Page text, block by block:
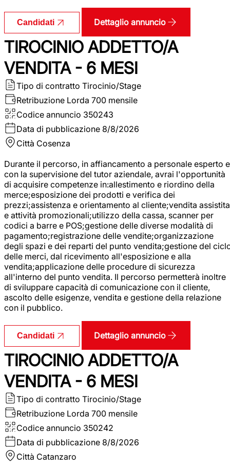
Candidati Dettaglio annuncio
TIROCINIO ADDETTO/A
VENDITA - 6 MESI
Tipo di contratto Tirocinio/Stage
Retribuzione Lorda 700 mensile
Codice annuncio 350243
Data di pubblicazione 8/8/2026
Città Cosenza
Durante il percorso, in affiancamento a personale esperto e
con la supervisione del tutor aziendale, avrai l'opportunità
di acquisire competenze in:allestimento e riordino della
merce;esposizione dei prodotti e verifica dei
prezzi;assistenza e orientamento al cliente;vendita assistita
e attività promozionali;utilizzo della cassa, scanner per
codici a barre e POS;gestione delle diverse modalità di
pagamento;registrazione delle vendite;organizzazione
degli spazi e dei reparti del punto vendita;gestione del
delle merci, dal ricevimento all'esposizione e alla
vendita;applicazione delle procedure di sicurezza
all'interno del punto vendita. Il percorso permetterà inoltre
di sviluppare capacità di comunicazione con il cliente,
ascolto delle esigenze, vendita e gestione della relazione
con il pubblico.
Candidati Dettaglio annuncio
TIROCINIO ADDETTO/A
VENDITA - 6 MESI
Tipo di contratto Tirocinio/Stage
Retribuzione Lorda 700 mensile
Codice annuncio 350242
Data di pubblicazione 8/8/2026
Città Catanzaro